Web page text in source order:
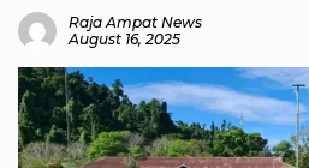
Raja Ampat News
August 16, 2025